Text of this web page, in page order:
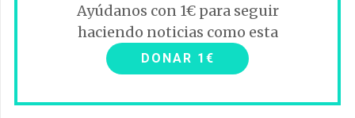
Ayúdanos con 1€ para seguir
haciendo noticias como esta
DONAR 1€